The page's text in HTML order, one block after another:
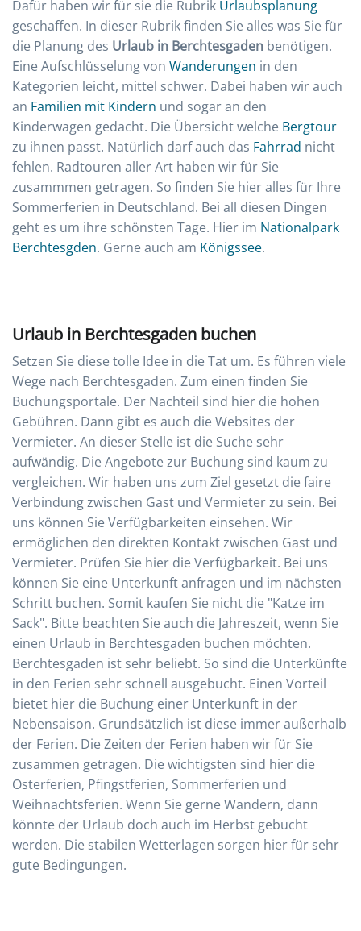
Dafür haben wir für sie die Rubrik Urlaubsplanung
geschaffen. In dieser Rubrik finden Sie alles was Sie für
die Planung des Urlaub in Berchtesgaden benötigen.
Eine Aufschlüsselung von Wanderungen in den
Kategorien leicht, mittel schwer. Dabei haben wir auch
an Familien mit Kindern und sogar an den
Kinderwagen gedacht. Die Übersicht welche Bergtour
zu ihnen passt. Natürlich darf auch das Fahrrad nicht
fehlen. Radtouren aller Art haben wir für Sie
zusammmen getragen. So finden Sie hier alles für Ihre
Sommerferien in Deutschland. Bei all diesen Dingen
geht es um ihre schönsten Tage. Hier im Nationalpark
Berchtesgden. Gerne auch am Königssee.
Urlaub in Berchtesgaden buchen
Setzen Sie diese tolle Idee in die Tat um. Es führen viele
Wege nach Berchtesgaden. Zum einen finden Sie
Buchungsportale. Der Nachteil sind hier die hohen
Gebühren. Dann gibt es auch die Websites der
Vermieter. An dieser Stelle ist die Suche sehr
aufwändig. Die Angebote zur Buchung sind kaum zu
vergleichen. Wir haben uns zum Ziel gesetzt die faire
Verbindung zwischen Gast und Vermieter zu sein. Bei
uns können Sie Verfügbarkeiten einsehen. Wir
ermöglichen den direkten Kontakt zwischen Gast und
Vermieter. Prüfen Sie hier die Verfügbarkeit. Bei uns
können Sie eine Unterkunft anfragen und im nächsten
Schritt buchen. Somit kaufen Sie nicht die "Katze im
Sack". Bitte beachten Sie auch die Jahreszeit, wenn Sie
einen Urlaub in Berchtesgaden buchen möchten.
Berchtesgaden ist sehr beliebt. So sind die Unterkünfte
in den Ferien sehr schnell ausgebucht. Einen Vorteil
bietet hier die Buchung einer Unterkunft in der
Nebensaison. Grundsätzlich ist diese immer außerhalb
der Ferien. Die Zeiten der Ferien haben wir für Sie
zusammen getragen. Die wichtigsten sind hier die
Osterferien, Pfingstferien, Sommerferien und
Weihnachtsferien. Wenn Sie gerne Wandern, dann
könnte der Urlaub doch auch im Herbst gebucht
werden. Die stabilen Wetterlagen sorgen hier für sehr
gute Bedingungen.